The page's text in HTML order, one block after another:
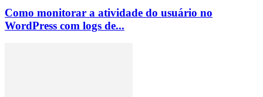
Como monitorar a atividade do usuário no
WordPress com logs de...